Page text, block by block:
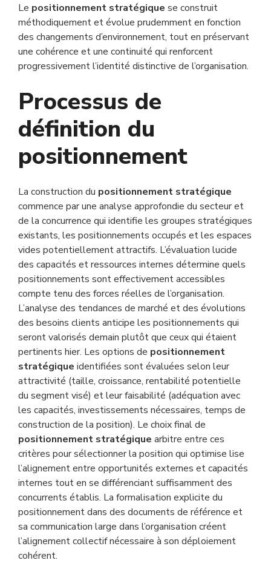
Le positionnement stratégique se construit
méthodiquement et évolue prudemment en fonction
des changements d’environnement, tout en préservant
une cohérence et une continuité qui renforcent
progressivement l’identité distinctive de l’organisation.
Processus de
définition du
positionnement
La construction du positionnement stratégique
commence par une analyse approfondie du secteur et
de la concurrence qui identifie les groupes stratégiques
existants, les positionnements occupés et les espaces
vides potentiellement attractifs. L’évaluation lucide
des capacités et ressources internes détermine quels
positionnements sont effectivement accessibles
compte tenu des forces réelles de l’organisation.
L’analyse des tendances de marché et des évolutions
des besoins clients anticipe les positionnements qui
seront valorisés demain plutôt que ceux qui étaient
pertinents hier. Les options de positionnement
stratégique identifiées sont évaluées selon leur
attractivité (taille, croissance, rentabilité potentielle
du segment visé) et leur faisabilité (adéquation avec
les capacités, investissements nécessaires, temps de
construction de la position). Le choix final de
positionnement stratégique arbitre entre ces
critères pour sélectionner la position qui optimise lise
l’alignement entre opportunités externes et capacités
internes tout en se différenciant suffisamment des
concurrents établis. La formalisation explicite du
positionnement dans des documents de référence et
sa communication large dans l’organisation créent
l’alignement collectif nécessaire à son déploiement
cohérent.